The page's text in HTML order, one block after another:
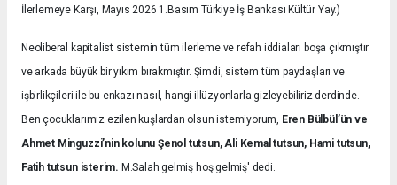
İlerlemeye Karşı, Mayıs 2026 1.Basım Türkiye İş Bankası Kültür Yay.)
Neoliberal kapitalist sistemin tüm ilerleme ve refah iddiaları boşa çıkmıştır
ve arkada büyük bir yıkım bırakmıştır. Şimdi, sistem tüm paydaşları ve
işbirlikçileri ile bu enkazı nasıl, hangi illüzyonlarla gizleyebiliriz derdinde.
Ben çocuklarımız ezilen kuşlardan olsun istemiyorum, Eren Bülbül’ün ve
Ahmet Minguzzi’nin kolunu Şenol tutsun, Ali Kemal tutsun, Hami tutsun,
Fatih tutsun isterim. M.Salah gelmiş hoş gelmiş' dedi.